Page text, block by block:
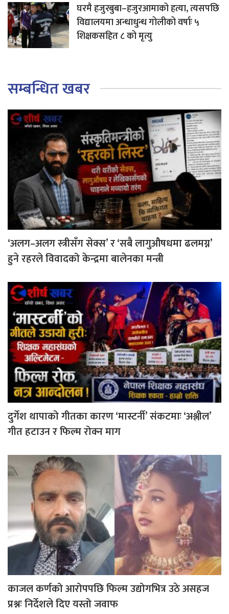
घरमै हजुरबुबा–हजुरआमाको हत्या, त्यसपछि
विद्यालयमा अन्धाधुन्ध गोलीको वर्षाः ५
शिक्षकसहित ८ को मृत्यु
सम्बन्धित खबर
‘अलग–अलग स्त्रीसँग सेक्स’ र ‘सबै लागुऔषधमा ढलमग्न’
हुने रहरले विवादको केन्द्रमा बालेनका मन्त्री
दुर्गेश थापाको गीतका कारण ‘मास्टर्नी’ संकटमाः ‘अश्लील’
गीत हटाउन र फिल्म रोक्न माग
काजल कर्णको आरोपपछि फिल्म उद्योगभित्र उठे असहज
प्रश्नः निर्देशले दिए यस्तो जवाफ